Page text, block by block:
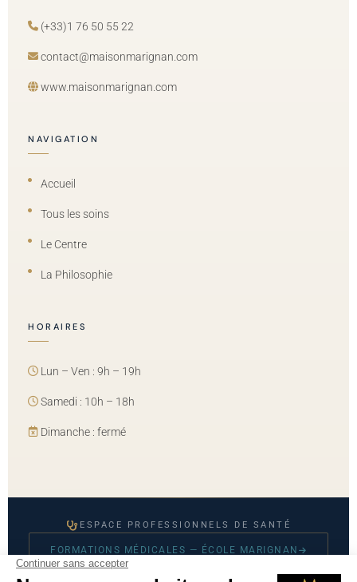
(+33)1 76 50 55 22
contact@maisonmarignan.com
www.maisonmarignan.com
NAVIGATION
Accueil
Tous les soins
Le Centre
La Philosophie
HORAIRES
Lun – Ven : 9h – 19h
Samedi : 10h – 18h
Dimanche : fermé
ESPACE PROFESSIONNELS DE SANTÉ
FORMATIONS MÉDICALES — ÉCOLE MARIGNAN